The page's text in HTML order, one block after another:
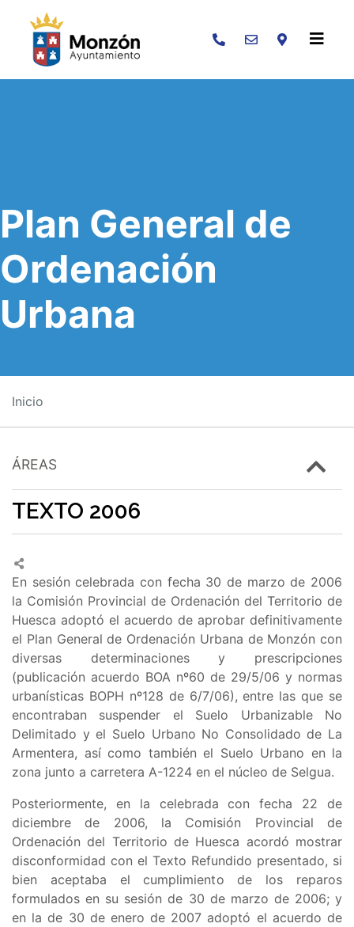
Buscar
Plan General de
Ordenación
Urbana
Inicio
ÁREAS
TEXTO 2006
En sesión celebrada con fecha 30 de marzo de 2006
la Comisión Provincial de Ordenación del Territorio de
Huesca adoptó el acuerdo de aprobar definitivamente
el Plan General de Ordenación Urbana de Monzón con
diversas determinaciones y prescripciones
(publicación acuerdo BOA nº60 de 29/5/06 y normas
urbanísticas BOPH nº128 de 6/7/06), entre las que se
encontraban suspender el Suelo Urbanizable No
Delimitado y el Suelo Urbano No Consolidado de La
Armentera, así como también el Suelo Urbano en la
zona junto a carretera A-1224 en el núcleo de Selgua.
Posteriormente, en la celebrada con fecha 22 de
diciembre de 2006, la Comisión Provincial de
Ordenación del Territorio de Huesca acordó mostrar
disconformidad con el Texto Refundido presentado, si
bien aceptaba el cumplimiento de los reparos
formulados en su sesión de 30 de marzo de 2006; y
en la de 30 de enero de 2007 adoptó el acuerdo de